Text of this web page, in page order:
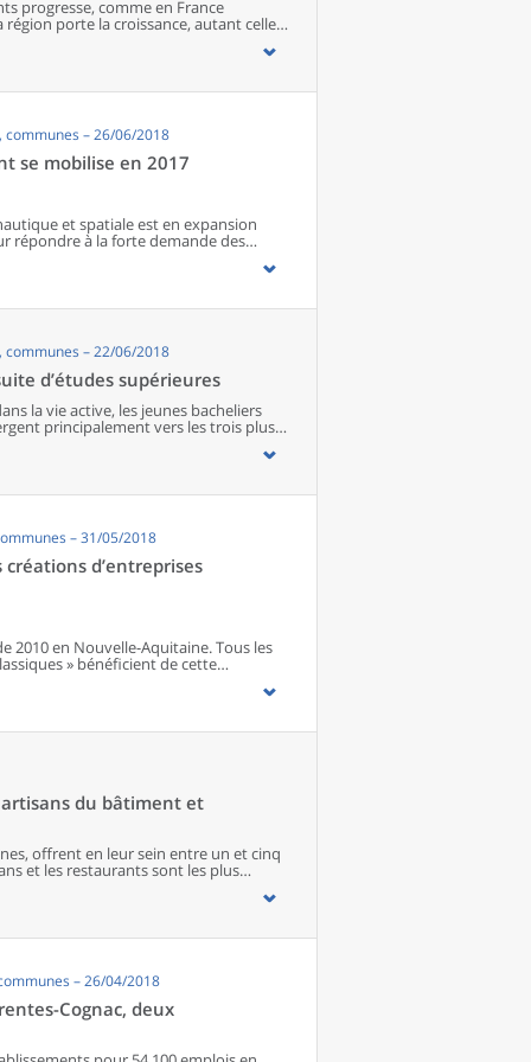
progresse, comme en France
porte la croissance, autant celle
les logements vacants qui
– 26/06/2018
se mobilise en 2017
et spatiale est en expansion
répondre à la forte demande des
à plein régime et sont proches de
– 22/06/2018
d’études supérieures
la vie active, les jeunes bacheliers
principalement vers les trois plus
Plus d’un étudiant sur deux
des principaux lieux de formation.
au regard de ces éléments, sont
conduits à choisir les formations
de technicien supérieur en
– 31/05/2018
d’entreprises
2010 en Nouvelle-Aquitaine. Tous les
» bénéficient de cette
rompent avec la désaffection
les secteurs d’activité. Le nombre de
artisans du bâtiment et
offrent en leur sein entre un et cinq
et les restaurants sont les plus
agricole. Les commerces
de façon significative que dans
encore plus large. Aux
– 26/04/2018
Cognac, deux